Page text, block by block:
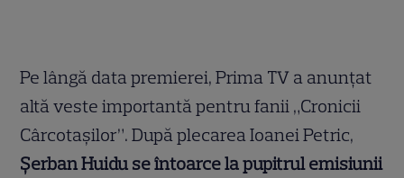
Pe lângă data premierei, Prima TV a anunțat
altă veste importantă pentru fanii „Cronicii
Cârcotașilor”. După plecarea Ioanei Petric,
Șerban Huidu se întoarce la pupitrul emisiunii